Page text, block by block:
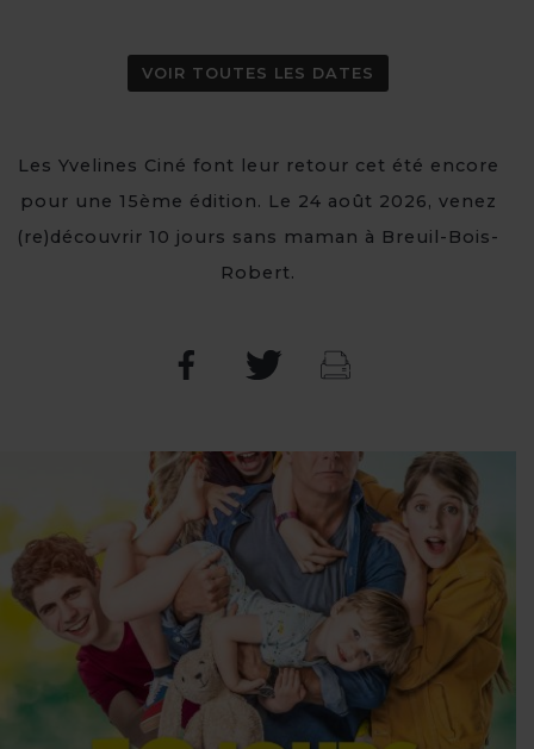
VOIR TOUTES LES DATES
Les Yvelines Ciné font leur retour cet été encore
pour une 15ème édition. Le 24 août 2026, venez
(re)découvrir 10 jours sans maman à Breuil-Bois-
Robert.